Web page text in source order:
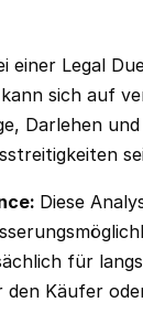
einer Legal
sich auf
Darlehen
Diese
für
Käufer